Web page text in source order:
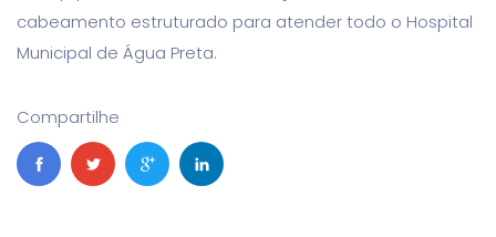
cabeamento estruturado para atender todo o Hospital
Municipal de Água Preta.
Compartilhe